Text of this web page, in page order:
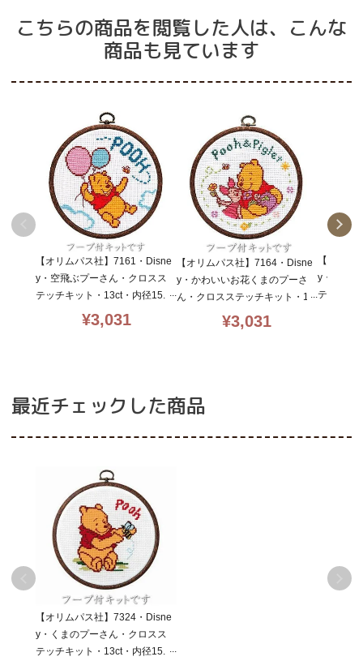
こちらの商品を閲覧した人は、こんな
商品も見ています
【オリムパス社】7161・Disne
y・空飛ぶプーさん・クロスス
テッチキット・13ct・内径15.
5・丸額付・初心者向簡単・oly
¥3,031
【オリムパス社】7164・Disne
y・かわいいお花くまのプーさ
ん・クロスステッチキット・13
ct・内径15.5・丸額付・初心者
向簡単・olympus
¥3,031
【オリ
y・ミッ
テッチキ
最近チェックした商品
【オリムパス社】7324・Disne
y・くまのプーさん・クロスス
テッチキット・13ct・内径15.